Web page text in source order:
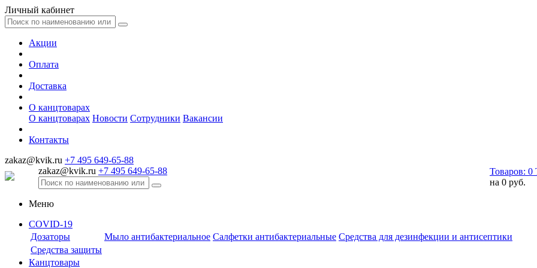
Личный кабинет
Акции
Оплата
Доставка
О канцтоварах
О канцтоварах Новости Сотрудники Вакансии
Контакты
zakaz@kvik.ru +7 495 649-65-88
zakaz@kvik.ru +7 495 649-65-88 Товаров: 0
на 0 руб.
Меню
COVID-19
Дозаторы
Мыло антибактериальное Салфетки антибактериальные Средства для дезинфекции и антисептики
Средства защиты
Канцтовары